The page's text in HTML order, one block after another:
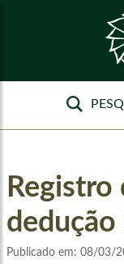
dedução
Publicado em: 08/03/